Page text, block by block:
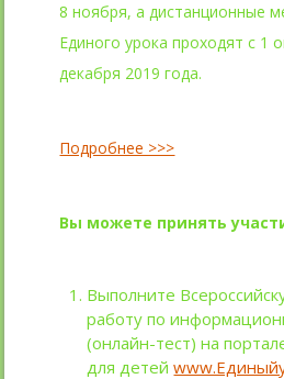
8 ноября, а дистанционные
Единого урока проходят с 1
декабря 2019 года.
Подробнее >>>
Вы можете принять
Выполните
работу по
(онлайн-тест) на
для детей